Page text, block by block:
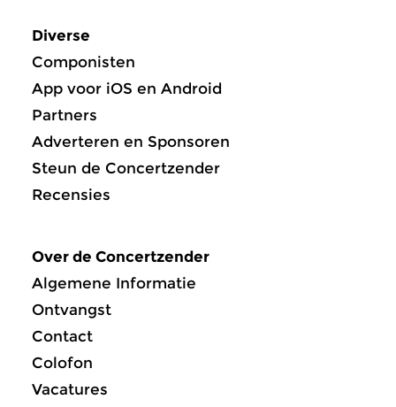
Diverse
Componisten
App voor iOS en Android
Partners
Adverteren en Sponsoren
Steun de Concertzender
Recensies
Over de Concertzender
Algemene Informatie
Ontvangst
Contact
Colofon
Vacatures